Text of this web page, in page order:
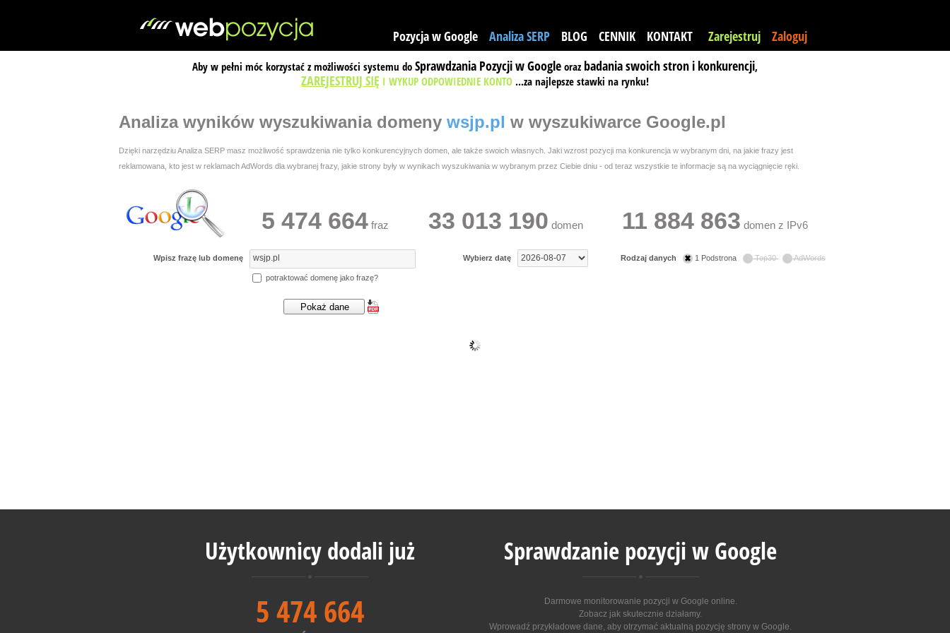
Pozycja w Google Analiza SERP BLOG CENNIK KONTAKT Zarejestruj Zaloguj
Aby w pełni móc korzystać z możliwości systemu do Sprawdzania Pozycji w Google oraz badania swoich stron i konkurencji,
ZAREJESTRUJ SIĘ I WYKUP ODPOWIEDNIE KONTO ...za najlepsze stawki na rynku!
Analiza wyników wyszukiwania domeny wsjp.pl w wyszukiwarce Google.pl
Dzięki narzędziu Analiza SERP masz możliwość sprawdzenia nie tylko konkurencyjnych domen, ale także swoich własnych. Jaki wzrost pozycji ma konkurencja w wybranym dni, na jakie frazy jest
reklamowana, kto jest w reklamach AdWords dla wybranej frazy, jakie strony były w wynikach wyszukiwania w wybranym przez Ciebie dniu - od teraz wszystkie te informacje są na wyciągnięcie ręki.
5 474 664 fraz 33 013 190 domen 11 884 863 domen z IPv6
Wpisz frazę lub domenę
potraktować domenę jako frazę?
Wybierz datę Rodzaj danych 1 Podstrona Top30 AdWords
Użytkownicy dodali już
5 474 664
Sprawdzanie pozycji w Google
Darmowe monitorowanie pozycji w Google online.
Zobacz jak skutecznie działamy.
Wprowadź przykładowe dane, aby otrzymać aktualną pozycję strony w Google.